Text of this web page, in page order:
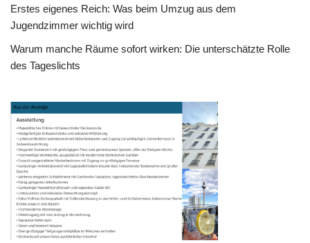
Erstes eigenes Reich: Was beim Umzug aus dem
Jugendzimmer wichtig wird
Warum manche Räume sofort wirken: Die unterschätzte Rolle
des Tageslichts